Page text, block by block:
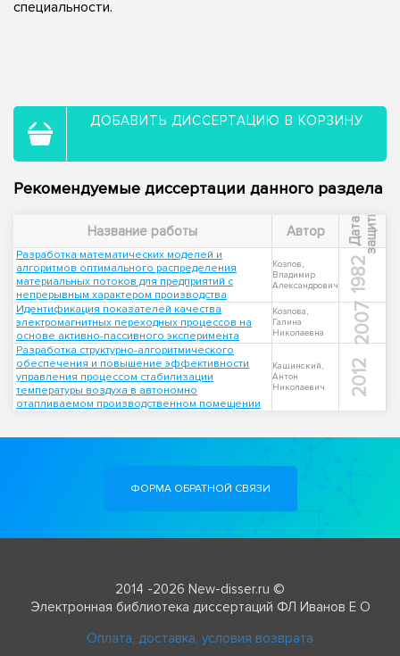
специальности.
ДОБАВИТЬ ДИССЕРТАЦИЮ В КОРЗИНУ
Рекомендуемые диссертации данного раздела
Название работы Автор Д
а
т
а
з
а
щ
и
т ы
Разработка математических моделей и
алгоритмов оптимального распределения
материальных потоков для предприятий с
непрерывным характером производства
Козлов,
Владимир
Александрович
1982
Идентификация показателей качества
электромагнитных переходных процессов на
основе активно-пассивного эксперимента
Козлова,
Галина
Николаевна
2007
Разработка структурно-алгоритмического
обеспечения и повышение эффективности
управления процессом стабилизации
температуры воздуха в автономно
отапливаемом производственном помещении
Кашинский,
Антон
Николаевич
2012
ФОРМА ОБРАТНОЙ СВЯЗИ
2014 -2026 New-disser.ru ©
Электронная библиотека диссертаций ФЛ Иванов Е О
Оплата, доставка, условия возврата